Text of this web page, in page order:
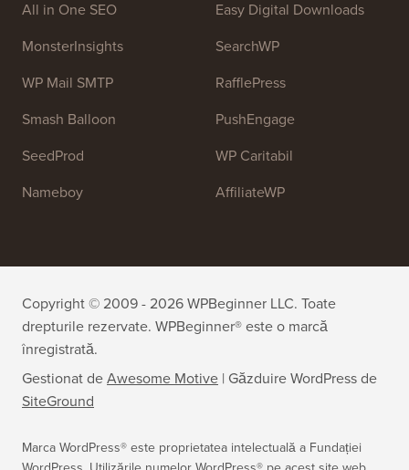
Personal!
OptinMonster
WPForms
All in One SEO
WP Mail SMTP
Smash Balloon
SeedProd
Nameboy
Duplicator
WP Simple Pay
Easy Digital Downloads
RafflePress
PushEngage
WP Caritabil
AffiliateWP